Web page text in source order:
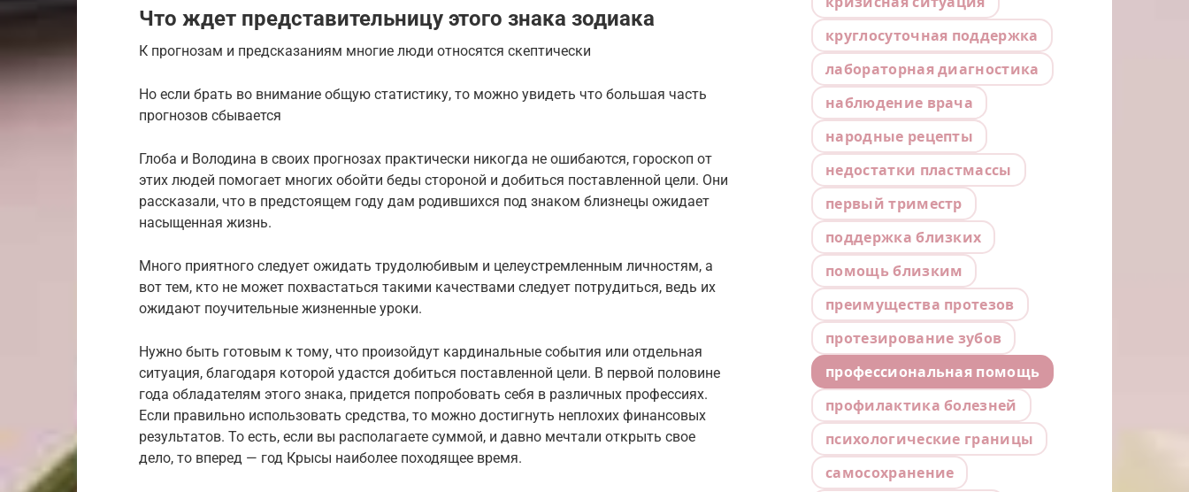
Что ждет представительницу этого знака зодиака
К прогнозам и предсказаниям многие люди относятся скептически
Но если брать во внимание общую статистику, то можно увидеть что большая часть
прогнозов сбывается
Глоба и Володина в своих прогнозах практически никогда не ошибаются, гороскоп от
этих людей помогает многих обойти беды стороной и добиться поставленной цели. Они
рассказали, что в предстоящем году дам родившихся под знаком близнецы ожидает
насыщенная жизнь.
Много приятного следует ожидать трудолюбивым и целеустремленным личностям, а
вот тем, кто не может похвастаться такими качествами следует потрудиться, ведь их
ожидают поучительные жизненные уроки.
Нужно быть готовым к тому, что произойдут кардинальные события или отдельная
ситуация, благодаря которой удастся добиться поставленной цели. В первой половине
года обладателям этого знака, придется попробовать себя в различных профессиях.
Если правильно использовать средства, то можно достигнуть неплохих финансовых
результатов. То есть, если вы располагаете суммой, и давно мечтали открыть свое
дело, то вперед — год Крысы наиболее походящее время.
круглосуточная поддержка
лабораторная диагностика
наблюдение врача
народные рецепты
недостатки пластмассы
первый триместр
поддержка близких
помощь близким
преимущества протезов
протезирование зубов
профессиональная помощь
профилактика болезней
психологические границы
самосохранение